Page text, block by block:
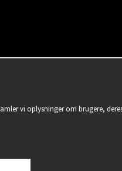
vi oplysninger om brugere,